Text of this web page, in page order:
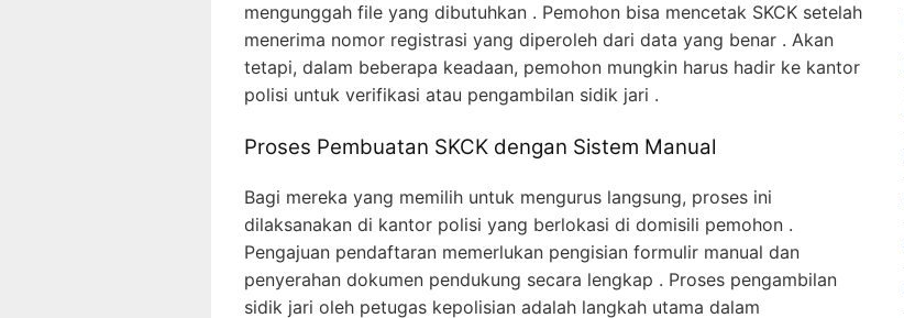
mengunggah file yang dibutuhkan . Pemohon bisa mencetak SKCK setelah
menerima nomor registrasi yang diperoleh dari data yang benar . Akan
tetapi, dalam beberapa keadaan, pemohon mungkin harus hadir ke kantor
polisi untuk verifikasi atau pengambilan sidik jari .
Proses Pembuatan SKCK dengan Sistem Manual
Bagi mereka yang memilih untuk mengurus langsung, proses ini
dilaksanakan di kantor polisi yang berlokasi di domisili pemohon .
Pengajuan pendaftaran memerlukan pengisian formulir manual dan
penyerahan dokumen pendukung secara lengkap . Proses pengambilan
sidik jari oleh petugas kepolisian adalah langkah utama dalam